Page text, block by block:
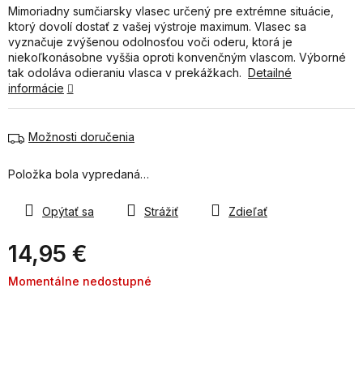
14,95 €
Jednotková
Momentálne nedostupné
Možnosti doručenia
Položka bola vypredaná…
Mimoriadny sumčiarsky vlasec určený pre extrémne situácie,
ktorý dovolí dostať z vašej výstroje maximum. Vlasec sa
vyznačuje zvýšenou odolnosťou voči oderu, ktorá je
niekoľkonásobne vyššia oproti konvenčným vlascom. Výborné
tak odoláva odieraniu vlasca v prekážkach. Detailné
informácie
Opýtať sa Strážiť Zdieľať
5
hviezdičiek.